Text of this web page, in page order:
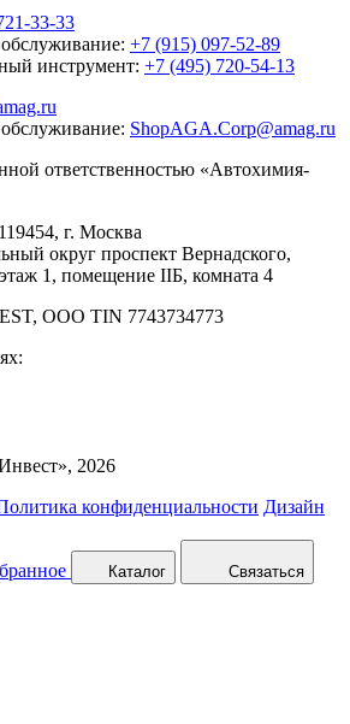
33-33
+7 (915) 097-52-89
инструмент: +7 (495) 720-54-13
ShopAGA.Corp@amag.ru
ответственностью «Автохимия-
г. Москва
округ проспект Вернадского,
1, помещение IIБ, комната 4
OOO TIN 7743734773
2026
конфиденциальности Дизайн
Каталог Связаться